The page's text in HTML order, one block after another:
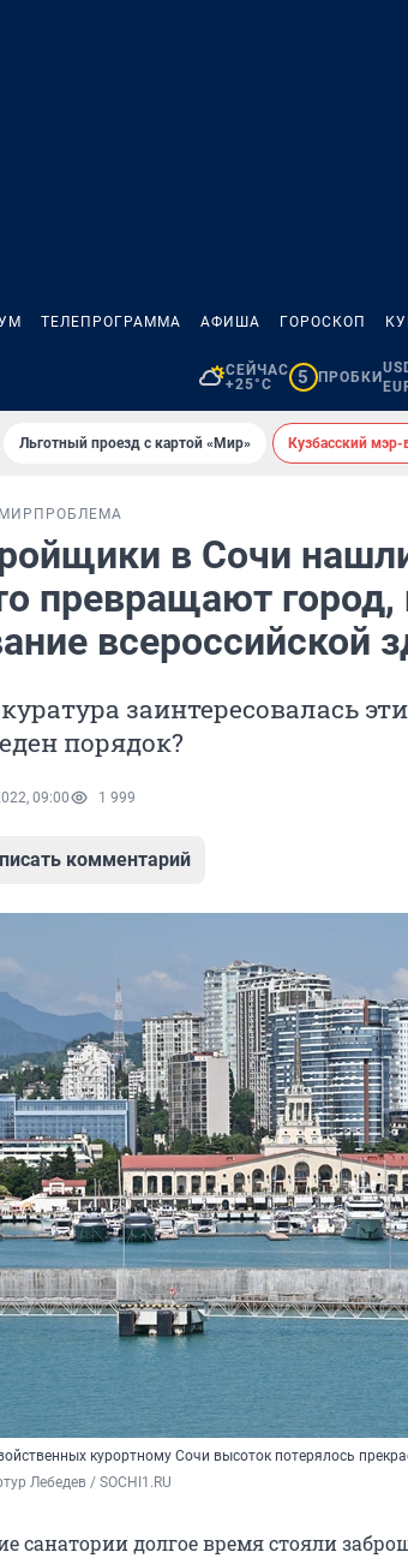
ТЕЛЕПРОГРАММА АФИША ГОРОСКОП
СЕЙЧАС
+25°C
5 ПРОБКИ
Льготный проезд с картой «Мир» Кузбасский
ПРОБЛЕМА
в Сочи
превращают
всероссийской
заинтересовалась
порядок?
09:00 1 999
комментарий
курортному Сочи высоток потерялось
Лебедев / SOCHI1.RU
санатории долгое время стояли